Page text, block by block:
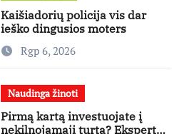
Kaišiadorių policija vis dar
ieško dingusios moters
Rgp 6, 2026
Naudinga žinoti
Pirmą kartą investuojate į
nekilnojamąjį turtą? Ekspertas